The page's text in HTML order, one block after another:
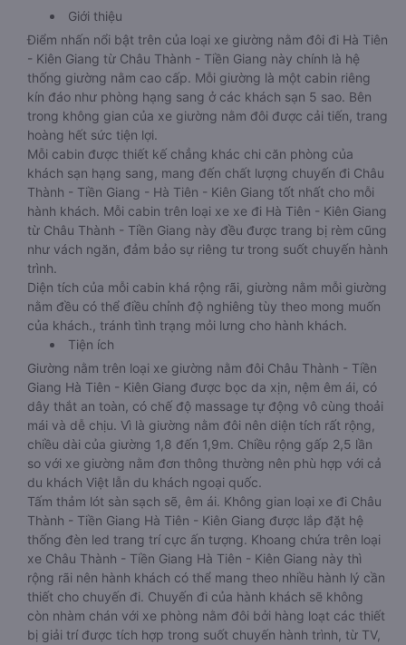
Giới thiệu
Điểm nhấn nổi bật trên của loại xe giường nằm đôi đi Hà Tiên
- Kiên Giang từ Châu Thành - Tiền Giang này chính là hệ
thống giường nằm cao cấp. Mỗi giường là một cabin riêng
kín đáo như phòng hạng sang ở các khách sạn 5 sao. Bên
trong không gian của xe giường nằm đôi được cải tiến, trang
hoàng hết sức tiện lợi.
Mỗi cabin được thiết kế chẳng khác chi căn phòng của
khách sạn hạng sang, mang đến chất lượng chuyến đi Châu
Thành - Tiền Giang - Hà Tiên - Kiên Giang tốt nhất cho mỗi
hành khách. Mỗi cabin trên loại xe xe đi Hà Tiên - Kiên Giang
từ Châu Thành - Tiền Giang này đều được trang bị rèm cũng
như vách ngăn, đảm bảo sự riêng tư trong suốt chuyến hành
trình.
Diện tích của mỗi cabin khá rộng rãi, giường nằm mỗi giường
nằm đều có thể điều chỉnh độ nghiêng tùy theo mong muốn
của khách., tránh tình trạng mỏi lưng cho hành khách.
Tiện ích
Giường nằm trên loại xe giường nằm đôi Châu Thành - Tiền
Giang Hà Tiên - Kiên Giang được bọc da xịn, nệm êm ái, có
dây thắt an toàn, có chế độ massage tự động vô cùng thoải
mái và dễ chịu. Vì là giường nằm đôi nên diện tích rất rộng,
chiều dài của giường 1,8 đến 1,9m. Chiều rộng gấp 2,5 lần
so với xe giường nằm đơn thông thường nên phù hợp với cả
du khách Việt lẫn du khách ngoại quốc.
Tấm thảm lót sàn sạch sẽ, êm ái. Không gian loại xe đi Châu
Thành - Tiền Giang Hà Tiên - Kiên Giang được lắp đặt hệ
thống đèn led trang trí cực ấn tượng. Khoang chứa trên loại
xe Châu Thành - Tiền Giang Hà Tiên - Kiên Giang này thì
rộng rãi nên hành khách có thể mang theo nhiều hành lý cần
thiết cho chuyến đi. Chuyến đi của hành khách sẽ không
còn nhàm chán với xe phòng nằm đôi bởi hàng loạt các thiết
bị giải trí được tích hợp trong suốt chuyến hành trình, từ TV,